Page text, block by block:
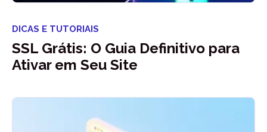
DICAS E TUTORIAIS
SSL Grátis: O Guia Definitivo para
Ativar em Seu Site